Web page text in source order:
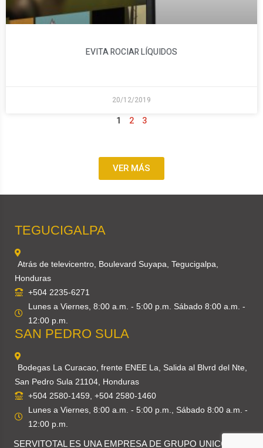
EVITA ROCIAR LÍQUIDOS
20/12/2019
1 2 3
VER MÁS
TEGUCIGALPA
Atrás de televicentro, Boulevard Suyapa, Tegucigalpa,
Honduras
+504 2235-6271
Lunes a Viernes, 8:00 a.m. - 5:00 p.m. Sábado 8:00 a.m. -
12:00 p.m.
SAN PEDRO SULA
Bodegas La Curacao, frente ENEE La, Salida al Blvrd del Nte,
San Pedro Sula 21104, Honduras
+504 2580-1459, +504 2580-1460
Lunes a Viernes, 8:00 a.m. - 5:00 p.m., Sábado 8:00 a.m. -
12:00 p.m.
SERVITOTAL ES UNA EMPRESA DE GRUPO UNICOMER